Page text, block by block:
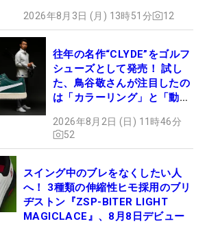
2026年8月3日 (月) 13時51分 12
往年の名作“CLYDE”をゴルフ
シューズとして発売！ 試し
た、鳥谷敬さんが注目したの
は「カラーリング」と「動き
2026年8月2日 (日) 11時46分
52
スイング中のブレをなくしたい人
へ！ 3種類の伸縮性ヒモ採用のブリ
ヂストン『ZSP-BITER LIGHT
MAGICLACE』、8月8日デビュー